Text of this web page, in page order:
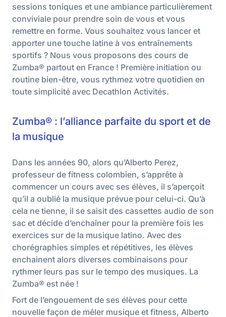
sessions toniques et une ambiance particulièrement
conviviale pour prendre soin de vous et vous
remettre en forme. Vous souhaitez vous lancer et
apporter une touche latine à vos entraînements
sportifs ? Nous vous proposons des cours de
Zumba® partout en France ! Première initiation ou
routine bien-être, vous rythmez votre quotidien en
toute simplicité avec Decathlon Activités.
Zumba® : l’alliance parfaite du sport et de
la musique
Dans les années 90, alors qu’Alberto Perez,
professeur de fitness colombien, s’apprête à
commencer un cours avec ses élèves, il s’aperçoit
qu’il a oublié la musique prévue pour celui-ci. Qu’à
cela ne tienne, il se saisit des cassettes audio de son
sac et décide d’enchaîner pour la première fois les
exercices sur de la musique latino. Avec des
chorégraphies simples et répétitives, les élèves
enchainent alors diverses combinaisons pour
rythmer leurs pas sur le tempo des musiques. La
Zumba® est née !
Fort de l’engouement de ses élèves pour cette
nouvelle façon de mêler musique et fitness, Alberto